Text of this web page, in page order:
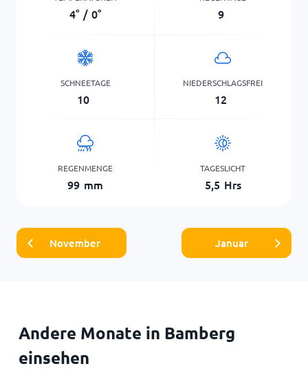
4° / 0° 9
SCHNEETAGE
10
NIEDERSCHLAGSFREI
12
REGENMENGE
99 mm
TAGESLICHT
5,5 Hrs
November Januar
Andere Monate in Bamberg
einsehen